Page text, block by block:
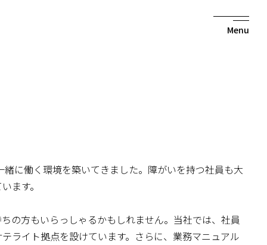
に働く環境を築いてきました。障がいを持つ社員も大
ます。
方もいらっしゃるかもしれません。当社では、社員
ライト拠点を設けています。さらに、業務マニュアル